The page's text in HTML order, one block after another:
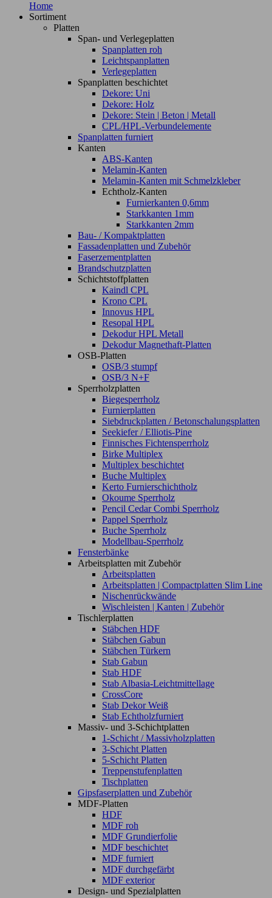
Home
Sortiment
Platten
Span- und Verlegeplatten
Spanplatten roh
Leichtspanplatten
Verlegeplatten
Spanplatten beschichtet
Dekore: Uni
Dekore: Holz
Dekore: Stein | Beton | Metall
CPL/HPL-Verbundelemente
Spanplatten furniert
Kanten
ABS-Kanten
Melamin-Kanten
Melamin-Kanten mit Schmelzkleber
Echtholz-Kanten
Furnierkanten 0,6mm
Starkkanten 1mm
Starkkanten 2mm
Bau- / Kompaktplatten
Fassadenplatten und Zubehör
Faserzementplatten
Brandschutzplatten
Schichtstoffplatten
Kaindl CPL
Krono CPL
Innovus HPL
Resopal HPL
Dekodur HPL Metall
Dekodur Magnethaft-Platten
OSB-Platten
OSB/3 stumpf
OSB/3 N+F
Sperrholzplatten
Biegesperrholz
Furnierplatten
Siebdruckplatten / Betonschalungsplatten
Seekiefer / Elliotis-Pine
Finnisches Fichtensperrholz
Birke Multiplex
Multiplex beschichtet
Buche Multiplex
Kerto Furnierschichtholz
Okoume Sperrholz
Pencil Cedar Combi Sperrholz
Pappel Sperrholz
Buche Sperrholz
Modellbau-Sperrholz
Fensterbänke
Arbeitsplatten mit Zubehör
Arbeitsplatten
Arbeitsplatten | Compactplatten Slim Line
Nischenrückwände
Wischleisten | Kanten | Zubehör
Tischlerplatten
Stäbchen HDF
Stäbchen Gabun
Stäbchen Türkern
Stab Gabun
Stab HDF
Stab Albasia-Leichtmittellage
CrossCore
Stab Dekor Weiß
Stab Echtholzfurniert
Massiv- und 3-Schichtplatten
1-Schicht / Massivholzplatten
3-Schicht Platten
5-Schicht Platten
Treppenstufenplatten
Tischplatten
Gipsfaserplatten und Zubehör
MDF-Platten
HDF
MDF roh
MDF Grundierfolie
MDF beschichtet
MDF furniert
MDF durchgefärbt
MDF exterior
Design- und Spezialplatten